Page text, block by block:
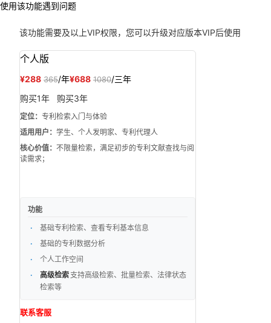
使用该功能遇到问题
该功能需要及以上VIP权限，您可以升级对应版本VIP后使用
个人版
¥288 365/年¥688 1080/三年
购买1年
购买3年
定位： 专利检索入门与体验
适用用户： 学生、个人发明家、专利代理人
核心价值： 不限量检索，满足初步的专利文献查找与阅
读需求；
功能
基础专利检索、查看专利基本信息
基础的专利数据分析
个人工作空间
高级检索 支持高级检索、批量检索、法律状态
检索等
联系客服